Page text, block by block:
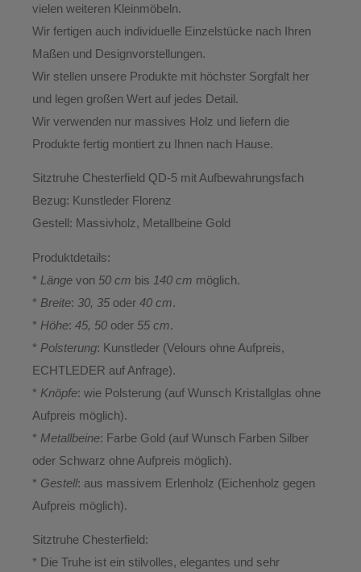
vielen weiteren Kleinmöbeln.
Wir fertigen auch individuelle Einzelstücke nach Ihren
Maßen und Designvorstellungen.
Wir stellen unsere Produkte mit höchster Sorgfalt her
und legen großen Wert auf jedes Detail.
Wir verwenden nur massives Holz und liefern die
Produkte fertig montiert zu Ihnen nach Hause.
Sitztruhe Chesterfield QD-5 mit Aufbewahrungsfach
Bezug: Kunstleder Florenz
Gestell: Massivholz, Metallbeine Gold
Produktdetails:
* Länge von 50 cm bis 140 cm möglich.
* Breite: 30, 35 oder 40 cm.
* Höhe: 45, 50 oder 55 cm.
* Polsterung: Kunstleder (Velours ohne Aufpreis,
ECHTLEDER auf Anfrage).
* Knöpfe: wie Polsterung (auf Wunsch Kristallglas ohne
Aufpreis möglich).
* Metallbeine: Farbe Gold (auf Wunsch Farben Silber
oder Schwarz ohne Aufpreis möglich).
* Gestell: aus massivem Erlenholz (Eichenholz gegen
Aufpreis möglich).
Sitztruhe Chesterfield:
* Die Truhe ist ein stilvolles, elegantes und sehr